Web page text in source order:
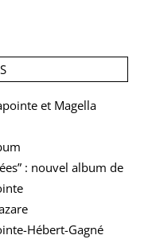
et Magella
: nouvel album de
Hébert-Gagné